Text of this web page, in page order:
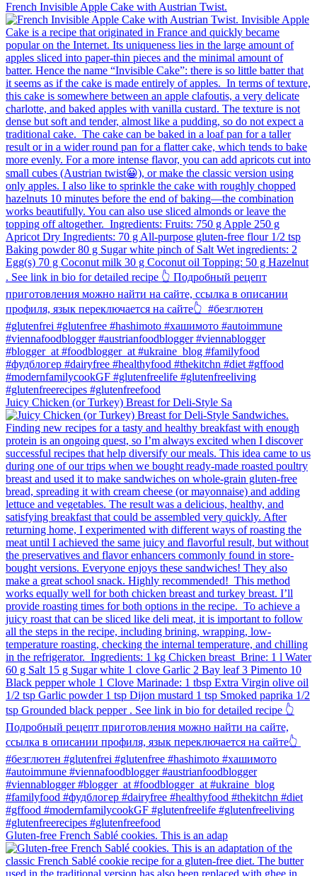
French Invisible Apple Cake with Austrian Twist.⁠
Juicy Chicken (or Turkey) Breast for Deli-Style Sa
Gluten-free French Sablé cookies.⁠ This is an adap